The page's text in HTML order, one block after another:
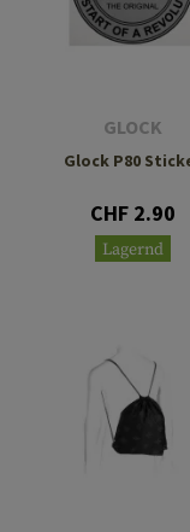
GLOCK
Glock P80
CHF 2.90
Lagernd